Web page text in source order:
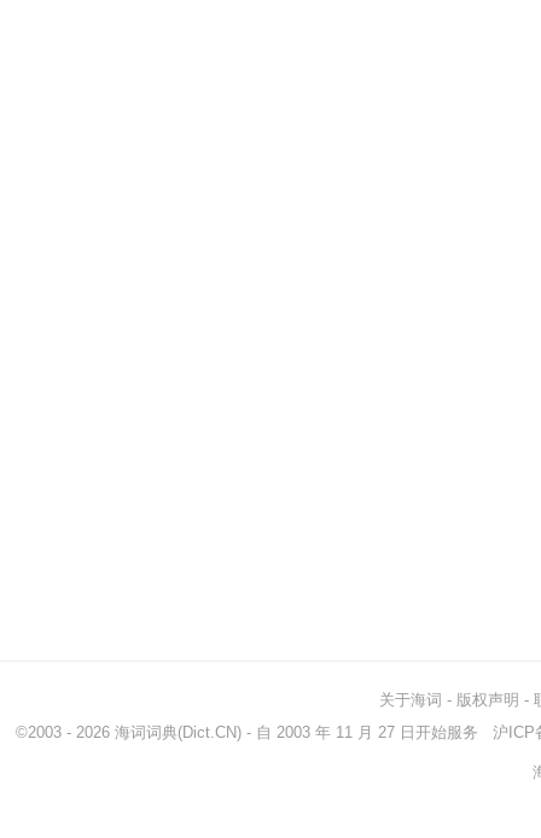
关于海词 - 版权声明 -
©2003 - 2026 海词词典(Dict.CN) - 自 2003 年 11 月 27 日开始服务 沪ICP